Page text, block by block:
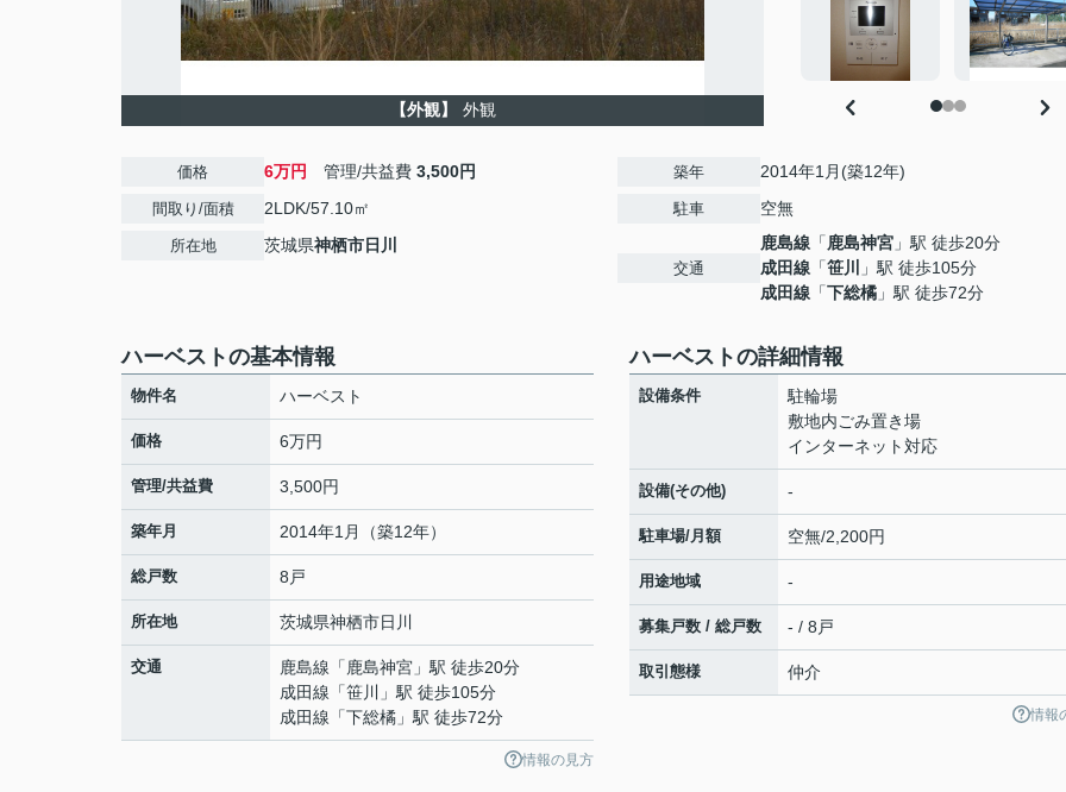
【外観】 外観
価格 6万円 管理/共益費 3,500円
間取り/面積 2LDK/57.10㎡
所在地 茨城県神栖市日川
築年 2014年1月(築12年)
駐車 空無
交通
鹿島線 「 鹿島神宮 」駅 徒歩20分
成田線 「笹川
」駅 徒歩105分
成田線 「下総橘 」駅 徒歩72分
ハーベストの基本情報
物件名 ハーベスト
価格 6万円
管理/共益費 3,500円
築年月 2014年1月（築12年）
総戸数 8戸
所在地 茨城県神栖市日川
交通 鹿島線 「 鹿島神宮 」駅 徒歩20分
成田線 「笹川
」駅 徒歩105分
成田線 「下総橘 」駅 徒歩72分
情報の見方
ハーベストの詳細情報
設備条件
駐輪場
敷地内ごみ置き場
インターネット対応
設備(その他) -
駐車場/月額 空無/2,200円
用途地域 -
募集戸数 / 総戸数 - / 8戸
取引態様 仲介
情報